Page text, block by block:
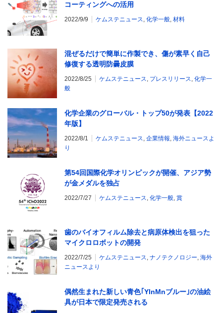
コーティングへの活用
2022/9/9 ケムステニュース, 化学一般, 材料
混ぜるだけで簡単に作製でき、傷が素早く自己
修復する透明防曇皮膜
2022/8/25 ケムステニュース, プレスリリース, 化学一
般
化学企業のグローバル・トップ50が発表【2022
年版】
2022/8/1 ケムステニュース, 企業情報, 海外ニュースよ
り
第54回国際化学オリンピックが開催、アジア勢
が金メダルを独占
2022/7/27 ケムステニュース, 化学一般, 賞
歯のバイオフィルム除去と病原体検出を狙った
マイクロロボットの開発
2022/7/25 ケムステニュース, ナノテクノロジー, 海外
ニュースより
偶然生まれた新しい青色｢YInMnブルー｣の油絵
具が日本で限定発売される